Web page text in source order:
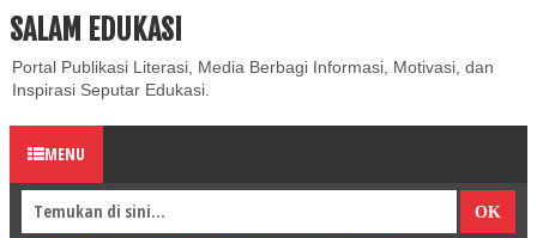
ABOUT CONTACT US
SALAM EDUKASI
Portal Publikasi Literasi, Media Berbagi Informasi, Motivasi, dan
Inspirasi Seputar Edukasi.
MENU